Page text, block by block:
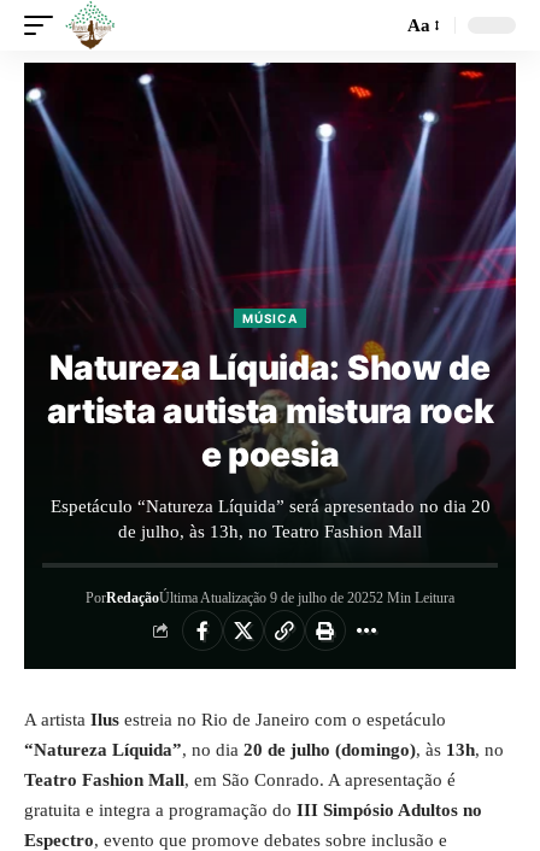
Aa
MÚSICA
Natureza Líquida: Show de
artista autista mistura rock
e poesia
Espetáculo “Natureza Líquida” será apresentado no dia 20
de julho, às 13h, no Teatro Fashion Mall
PorRedaçãoÚltima Atualização 9 de julho de 20252 Min Leitura
A artista Ilus estreia no Rio de Janeiro com o espetáculo
“Natureza Líquida”, no dia 20 de julho (domingo), às 13h, no
Teatro Fashion Mall, em São Conrado. A apresentação é
gratuita e integra a programação do III Simpósio Adultos no
Espectro, evento que promove debates sobre inclusão e